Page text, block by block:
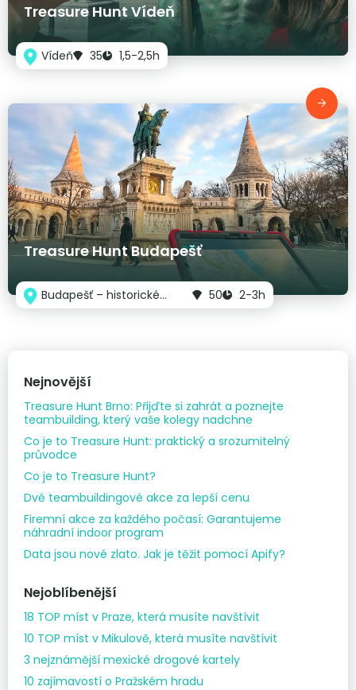
Treasure Hunt Vídeň
Vídeň 35 1,5-2,5h
Treasure Hunt Budapešť
Budapešť – historické
centrum
50 2-3h
Nejnovější
Treasure Hunt Brno: Přijďte si zahrát a poznejte
teambuilding, který vaše kolegy nadchne
Co je to Treasure Hunt: praktický a srozumitelný
průvodce
Co je to Treasure Hunt?
Dvě teambuildingové akce za lepší cenu
Firemní akce za každého počasí: Garantujeme
náhradní indoor program
Data jsou nové zlato. Jak je těžit pomocí Apify?
Nejoblíbenější
18 TOP míst v Praze, která musíte navštívit
10 TOP míst v Mikulově, která musíte navštívit
3 nejznámější mexické drogové kartely
10 zajímavostí o Pražském hradu